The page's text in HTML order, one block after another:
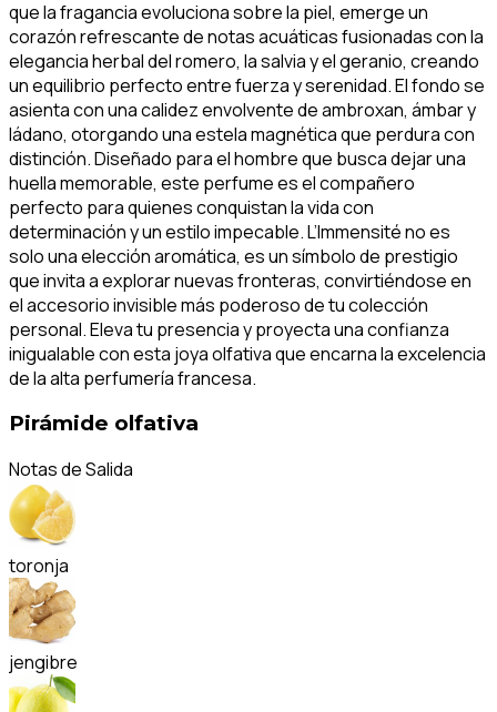
que la fragancia evoluciona sobre la piel, emerge un
corazón refrescante de notas acuáticas fusionadas con la
elegancia herbal del romero, la salvia y el geranio, creando
un equilibrio perfecto entre fuerza y serenidad. El fondo se
asienta con una calidez envolvente de ambroxan, ámbar y
ládano, otorgando una estela magnética que perdura con
distinción. Diseñado para el hombre que busca dejar una
huella memorable, este perfume es el compañero
perfecto para quienes conquistan la vida con
determinación y un estilo impecable. L’Immensité no es
solo una elección aromática, es un símbolo de prestigio
que invita a explorar nuevas fronteras, convirtiéndose en
el accesorio invisible más poderoso de tu colección
personal. Eleva tu presencia y proyecta una confianza
inigualable con esta joya olfativa que encarna la excelencia
de la alta perfumería francesa.
Pirámide olfativa
Notas de Salida
toronja
jengibre